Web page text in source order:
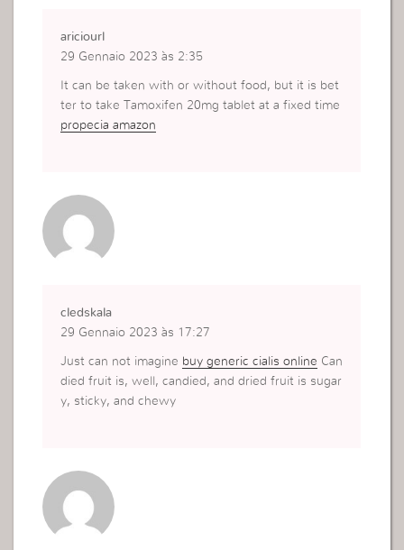
ariciourl
29 Gennaio 2023 às 2:35
It can be taken with or without food, but it is bet
ter to take Tamoxifen 20mg tablet at a fixed time
propecia amazon
cledskala
29 Gennaio 2023 às 17:27
Just can not imagine buy generic cialis online Can
died fruit is, well, candied, and dried fruit is sugar
y, sticky, and chewy